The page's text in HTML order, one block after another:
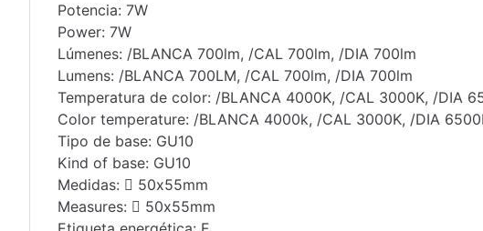
Potencia: 7W
Power: 7W
Lúmenes: /BLANCA 700lm, /CAL 700lm, /DIA 700lm
Lumens: /BLANCA 700LM, /CAL 700lm, /DIA 700lm
Temperatura de color: /BLANCA 4000K, /CAL 3000K, /DIA
Color temperature: /BLANCA 4000k, /CAL 3000K, /DIA
Tipo de base: GU10
Kind of base: GU10
Medidas:  50x55mm
Measures:  50x55mm